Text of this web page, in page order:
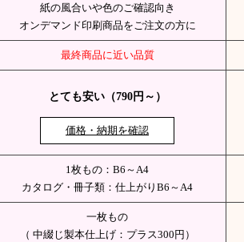
紙の風合いや色のご確認向き
オンデマンド印刷商品をご注文の方に
最終商品に近い品質
とても安い（790円～）
価格・納期を確認
1枚もの：B6～A4
カタログ・冊子類：仕上がりB6～A4
一枚もの
（ 中綴じ製本仕上げ：プラス300円）